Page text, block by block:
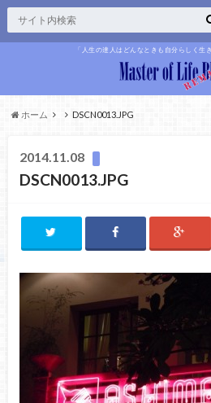
「人生の達人はどんなときも自分らしく生
ホーム DSCN0013.JPG
2014.11.08
DSCN0013.JPG